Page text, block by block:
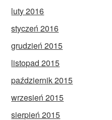
luty 2016
styczeń 2016
grudzień 2015
listopad 2015
październik 2015
wrzesień 2015
sierpień 2015